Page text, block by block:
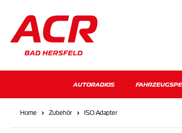
AUTORADIOS
Home Zubehör ISO Adapter